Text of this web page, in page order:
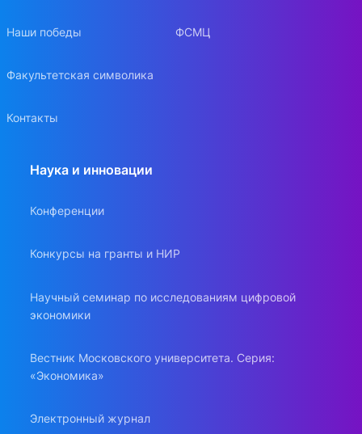
Наши победы
Факультетская символика
Контакты
ФСМЦ
Наука и инновации
Конференции
Конкурсы на гранты и НИР
Научный семинар по исследованиям цифровой
экономики
Вестник Московского университета. Серия:
«Экономика»
Электронный журнал